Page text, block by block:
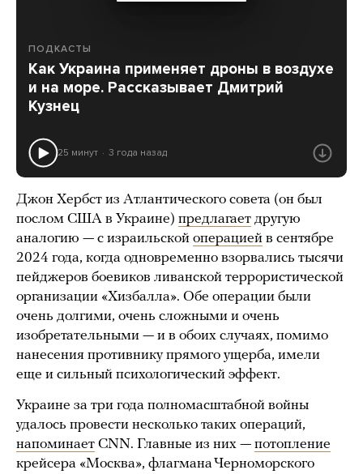
ПОДКАСТЫ
Как Украина применяет дроны в воздухе
и на море. Рассказывает Дмитрий
Кузнец
25 минут 3 года назад
Джон Хербст из Атлантического совета (он был
послом США в Украине) предлагает другую
аналогию — с израильской операцией в сентябре
2024 года, когда одновременно взорвались тысячи
пейджеров боевиков ливанской террористической
организации «Хизбалла». Обе операции были
очень долгими, очень сложными и очень
изобретательными — и в обоих случаях, помимо
нанесения противнику прямого ущерба, имели
еще и сильный психологический эффект.
Украине за три года полномасштабной войны
удалось провести несколько таких операций,
напоминает CNN. Главные из них — потопление
крейсера «Москва», флагмана Черноморского